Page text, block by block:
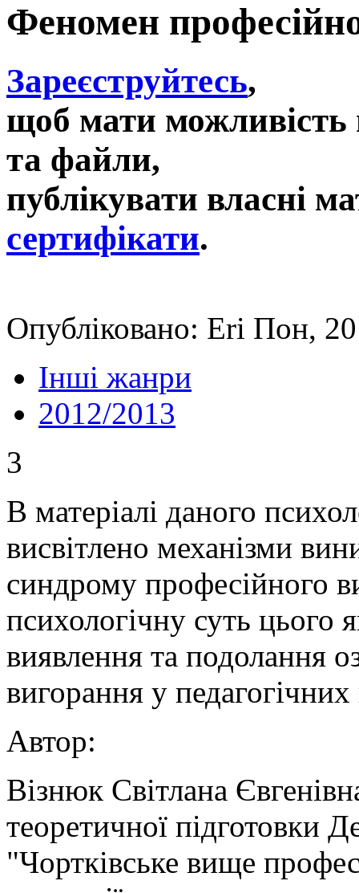
Феномен
Зареєструйтесь,
щоб мати можливість
та файли,
публікувати власні
сертифікати.
Опубліковано: Eri Пон,
Інші жанри
2012/2013
3
В матеріалі даного
висвітлено механізми
синдрому професійного
психологічну суть
виявлення та подолання
вигорання у педагогічних
Автор:
Візнюк Світлана
теоретичної підготовки
"Чортківське вище